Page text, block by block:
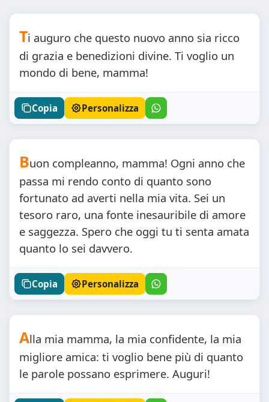
Ti auguro che questo nuovo anno sia ricco
di grazia e benedizioni divine. Ti voglio un
mondo di bene, mamma!
Copia Personalizza
Buon compleanno, mamma! Ogni anno che
passa mi rendo conto di quanto sono
fortunato ad averti nella mia vita. Sei un
tesoro raro, una fonte inesauribile di amore
e saggezza. Spero che oggi tu ti senta amata
quanto lo sei davvero.
Copia Personalizza
Alla mia mamma, la mia confidente, la mia
migliore amica: ti voglio bene più di quanto
le parole possano esprimere. Auguri!